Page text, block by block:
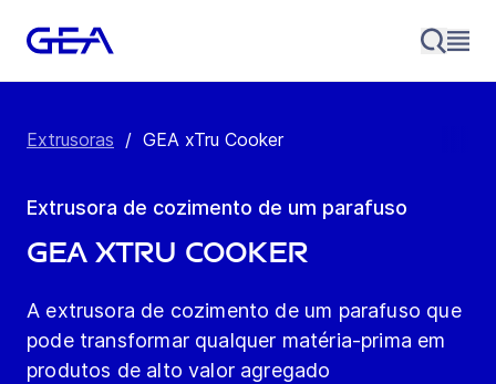
Extrusoras / GEA xTru Cooker
Extrusora de cozimento de um parafuso
GEA xTru Cooker
A extrusora de cozimento de um parafuso que
pode transformar qualquer matéria-prima em
produtos de alto valor agregado